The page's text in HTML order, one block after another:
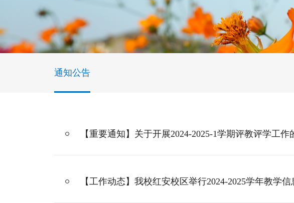
通知公告
【重要通知】关于开展2024-2025-1学期评教评学工作
【工作动态】我校红安校区举行2024-2025学年教学